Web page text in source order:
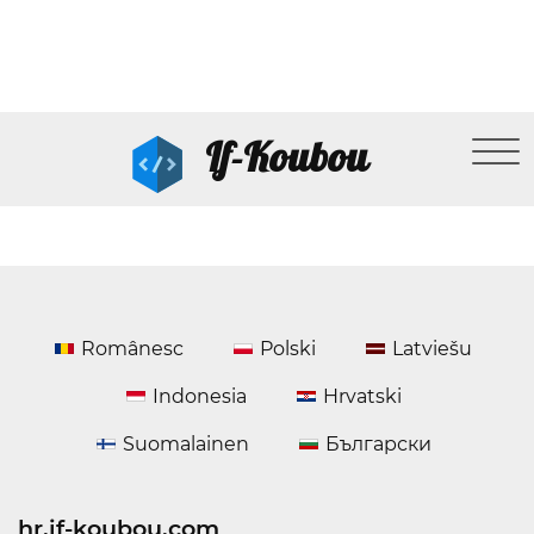
If-Koubou
Românesc Polski Latviešu
Indonesia Hrvatski
Suomalainen Български
hr.if-koubou.com